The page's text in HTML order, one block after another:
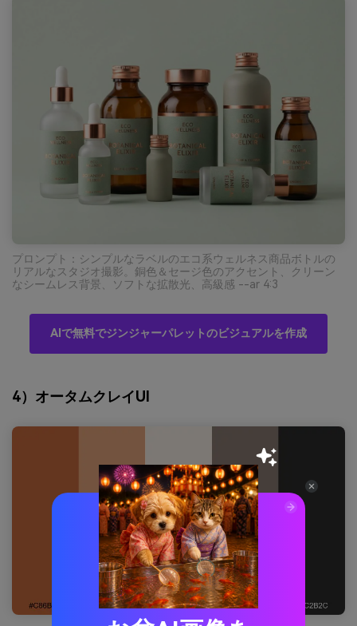
プロンプト：シンプルなラベルのエコ系ウェルネス商品ボトルの
リアルなスタジオ撮影。銅色＆セージ色のアクセント、クリーン
なシームレス背景、ソフトな拡散光、高級感 --ar 4:3
AIで無料でジンジャーパレットのビジュアルを作成
4）オータムクレイUI